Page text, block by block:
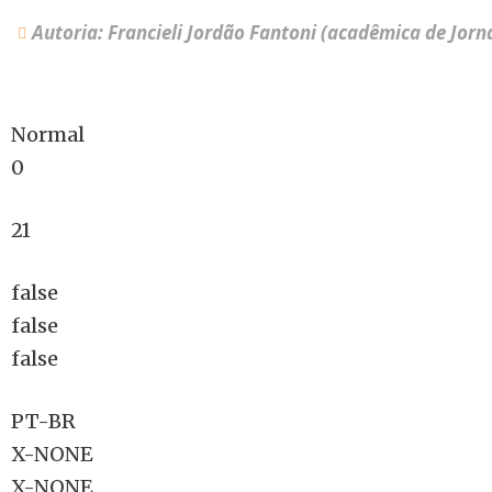
Autoria: Francieli Jordão Fantoni (acadêmica de
Normal
0
21
false
false
false
PT-BR
X-NONE